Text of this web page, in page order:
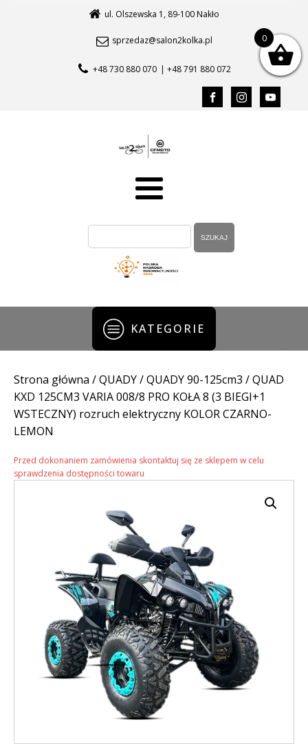
ul. Olszewska 1, 89-100 Nakło
sprzedaz@salon2kolka.pl
+48 730 880 070 | +48 791 880 072
KATEGORIE
Strona główna /QUADY/QUADY 90-125cm3 / QUAD
KXD 125CM3 VARIA 008/8 PRO KOŁA 8 (3 BIEGI+1
WSTECZNY) rozruch elektryczny KOLOR CZARNO-
LEMON
Przed dokonaniem zamówienia skontaktuj się ze sklepem w celu
sprawdzenia dostępności towaru
0